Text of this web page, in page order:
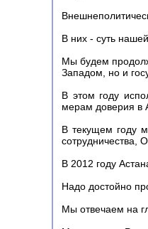
В них - суть
Мы будем
Западом, но и
В этом году
мерам доверия в
В текущем году
сотрудничества,
В 2012 году
Надо достойно
Мы отвечаем на